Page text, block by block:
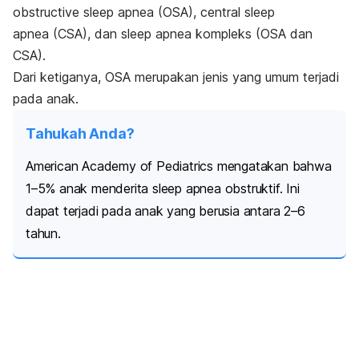
obstructive sleep apnea (OSA), central sleep
apnea (CSA), dan sleep apnea kompleks (OSA dan
CSA).
Dari ketiganya, OSA merupakan jenis yang umum terjadi
pada anak.
Tahukah Anda?
American Academy of Pediatrics mengatakan bahwa
1–5% anak menderitasleep apnea obstruktif. Ini
dapat terjadi pada anak yang berusia antara 2–6
tahun.